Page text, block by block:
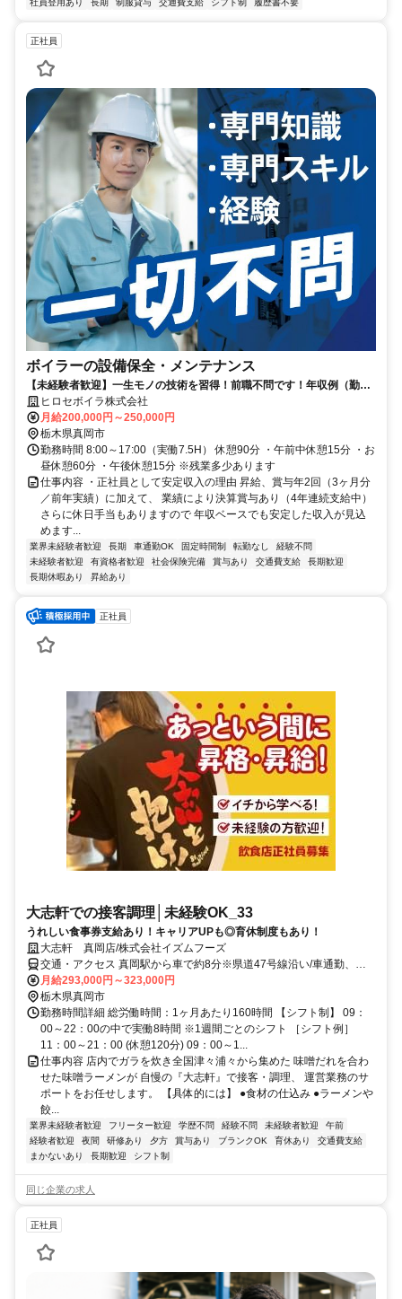
社員登用あり 長期 制服貸与 交通費支給 シフト制 履歴書不要
正社員
ボイラーの設備保全・メンテナンス
【未経験者歓迎】一生モノの技術を習得！前職不問です！年収例（勤続
2年27歳）526万円
ヒロセボイラ株式会社
月給200,000円～250,000円
栃木県真岡市
勤務時間 8:00～17:00（実働7.5H） 休憩90分 ・午前中休憩15分 ・お
昼休憩60分 ・午後休憩15分 ※残業多少あります
仕事内容 ・正社員として安定収入の理由 昇給、賞与年2回（3ヶ月分
／前年実績）に加えて、 業績により決算賞与あり（4年連続支給中）
さらに休日手当もありますので 年収ベースでも安定した収入が見込
めます...
業界未経験者歓迎 長期 車通勤OK 固定時間制 転勤なし
経験不問
未経験者歓迎
有資格者歓迎 社会保険完備 賞与あり 交通費支給
長期歓迎
長期休暇あり
昇給あり
正社員
大志軒での接客調理│未経験OK_33
うれしい食事券支給あり！キャリアUPも◎育休制度もあり！
大志軒 真岡店/株式会社イズムフーズ
交通・アクセス 真岡駅から車で約8分※県道47号線沿い/車通勤、自
転車通勤、バイク通勤可！交通費支給
月給293,000円～323,000円
栃木県真岡市
勤務時間詳細 総労働時間：1ヶ月あたり160時間 【シフト制】 09：
00～22：00の中で実働8時間 ※1週間ごとのシフト ［シフト例］
11：00～21：00 (休憩120分) 09：00～1...
仕事内容 店内でガラを炊き全国津々浦々から集めた 味噌だれを合わ
せた味噌ラーメンが 自慢の『大志軒』で接客・調理、 運営業務のサ
ポートをお任せします。 【具体的には】 ●食材の仕込み ●ラーメンや
餃...
業界未経験者歓迎 フリーター歓迎 学歴不問 経験不問 未経験者歓迎
午前
経験者歓迎
夜間 研修あり 夕方 賞与あり ブランクOK 育休あり
交通費支給
まかないあり
長期歓迎 シフト制
同じ企業の求人
正社員